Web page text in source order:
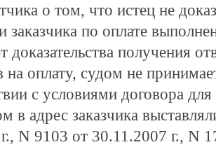
о том, что истец не
заказчика по оплате
доказательства получения
на оплату, судом не
с условиями договора
в адрес заказчика
N 9103 от 30.11.2007 г., N